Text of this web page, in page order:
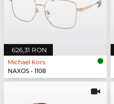
626,31 RON
Michael Kors
NAXOS - 1108